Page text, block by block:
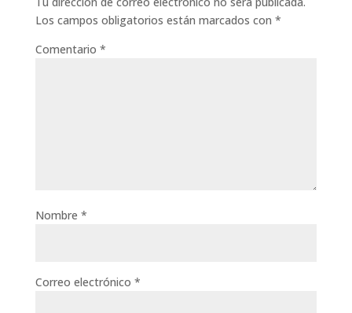
Los campos obligatorios están marcados con *
Comentario *
Nombre *
Correo electrónico *